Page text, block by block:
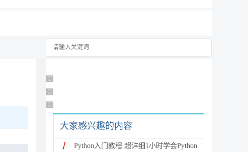
广告 商业广告，理性选择
广告 商业广告，理性选择
广告 商业广告，理性选择
大家感兴趣的内容
1 Python入门教程 超详细1小时学会Python